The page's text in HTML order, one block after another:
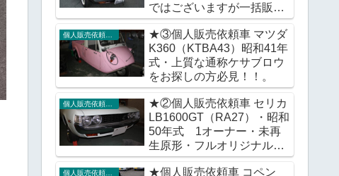
ではございますが一括販売
で検討。
★③個人販売依頼車 マツダ
K360（KTBA43）昭和41年
式・上質な通称ケサブロウ
をお探しの方必見！！。
★②個人販売依頼車 セリカ
LB1600GT（RA27）・昭和
50年式 1オーナー・未再
生原形・フルオリジナル車
をいかがですか。
★個人販売依頼車 コペン